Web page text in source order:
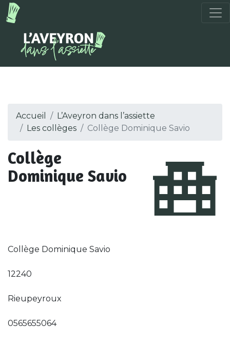
Accueil
L’Aveyron dans l’assiette
Les collèges
Collège Dominique Savio
Collège
Dominique Savio
Collège Dominique Savio
12240
Rieupeyroux
0565655064